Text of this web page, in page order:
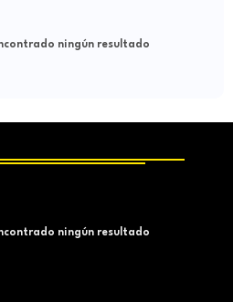
ningún resultado
ningún resultado